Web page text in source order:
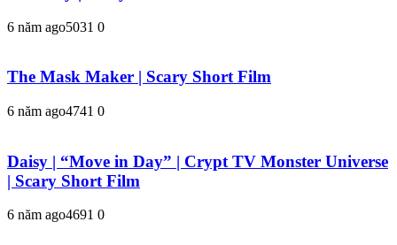
6 năm ago5031 0
The Mask Maker | Scary Short Film
6 năm ago4741 0
Daisy | “Move in Day” | Crypt TV Monster Universe
| Scary Short Film
6 năm ago4691 0